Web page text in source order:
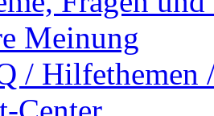
Meinung
/ Hilfethemen